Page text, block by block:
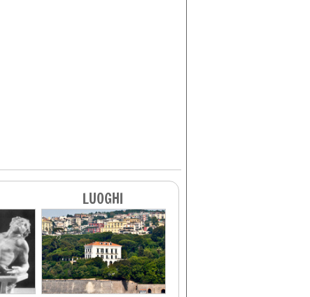
LUOGHI